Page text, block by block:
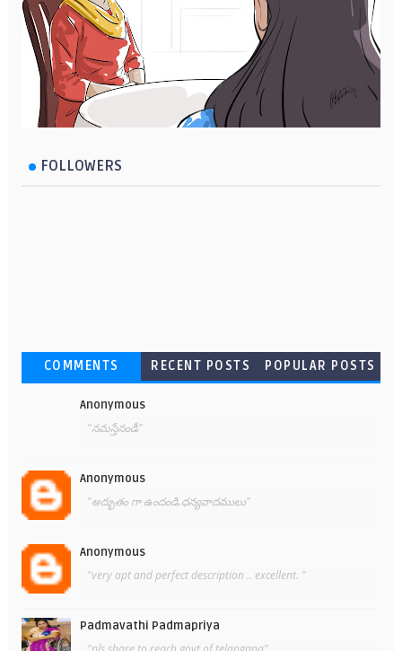
FOLLOWERS
COMMENTS RECENT POSTS POPULAR POSTS
Anonymous
"నమస్తేనండీ"
Anonymous
"అద్భుతం గా ఉందండి.ధన్యవాదములు"
Anonymous
"very apt and perfect description .. excellent. "
Padmavathi Padmapriya